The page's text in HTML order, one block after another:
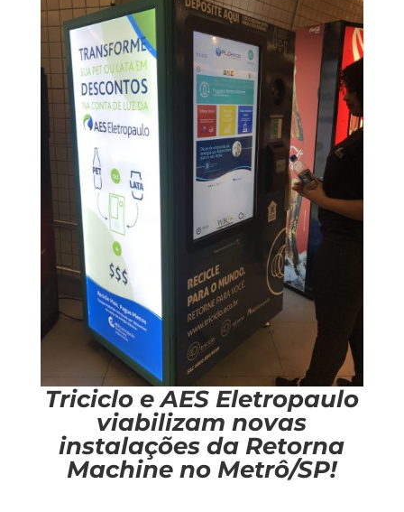
Triciclo e AES Eletropaulo
viabilizam novas
instalações da Retorna
Machine no Metrô/SP!